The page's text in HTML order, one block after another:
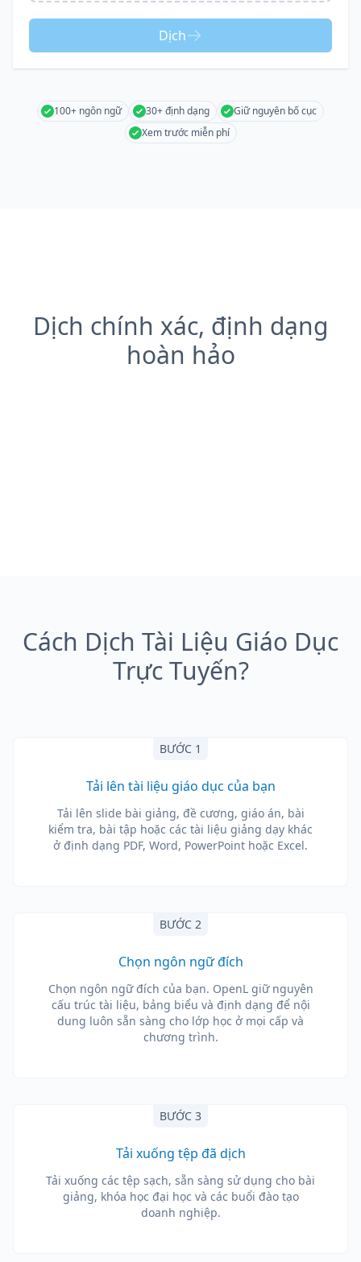
Dịch
100+ ngôn ngữ 30+ định dạng
Giữ nguyên bố cục
Xem trước miễn phí
Dịch chính xác, định dạng
hoàn hảo
Cách Dịch Tài Liệu Giáo Dục
Trực Tuyến?
BƯỚC 1
Tải lên tài liệu giáo dục của bạn
Tải lên slide bài giảng, đề cương, giáo án, bài
kiểm tra, bài tập hoặc các tài liệu giảng dạy khác
ở định dạng PDF, Word, PowerPoint hoặc Excel.
BƯỚC 2
Chọn ngôn ngữ đích
Chọn ngôn ngữ đích của bạn. OpenL giữ nguyên
cấu trúc tài liệu, bảng biểu và định dạng để nội
dung luôn sẵn sàng cho lớp học ở mọi cấp và
chương trình.
BƯỚC 3
Tải xuống tệp đã dịch
Tải xuống các tệp sạch, sẵn sàng sử dụng cho bài
giảng, khóa học đại học và các buổi đào tạo
doanh nghiệp.